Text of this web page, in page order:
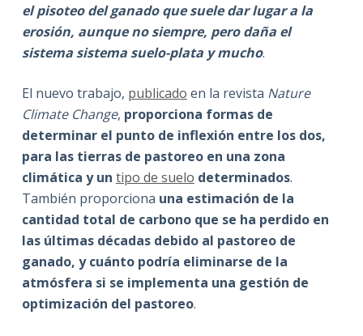
el pisoteo del ganado que suele dar lugar a la
erosión, aunque no siempre, pero daña el
sistema sistema suelo-plata y mucho.
El nuevo trabajo, publicado en la revista Nature
Climate Change, proporciona formas de
determinar el punto de inflexión entre los dos,
para las tierras de pastoreo en una zona
climática y un tipo de suelo determinados.
También proporciona una estimación de la
cantidad total de carbono que se ha perdido en
las últimas décadas debido al pastoreo de
ganado, y cuánto podría eliminarse de la
atmósfera si se implementa una gestión de
optimización del pastoreo.